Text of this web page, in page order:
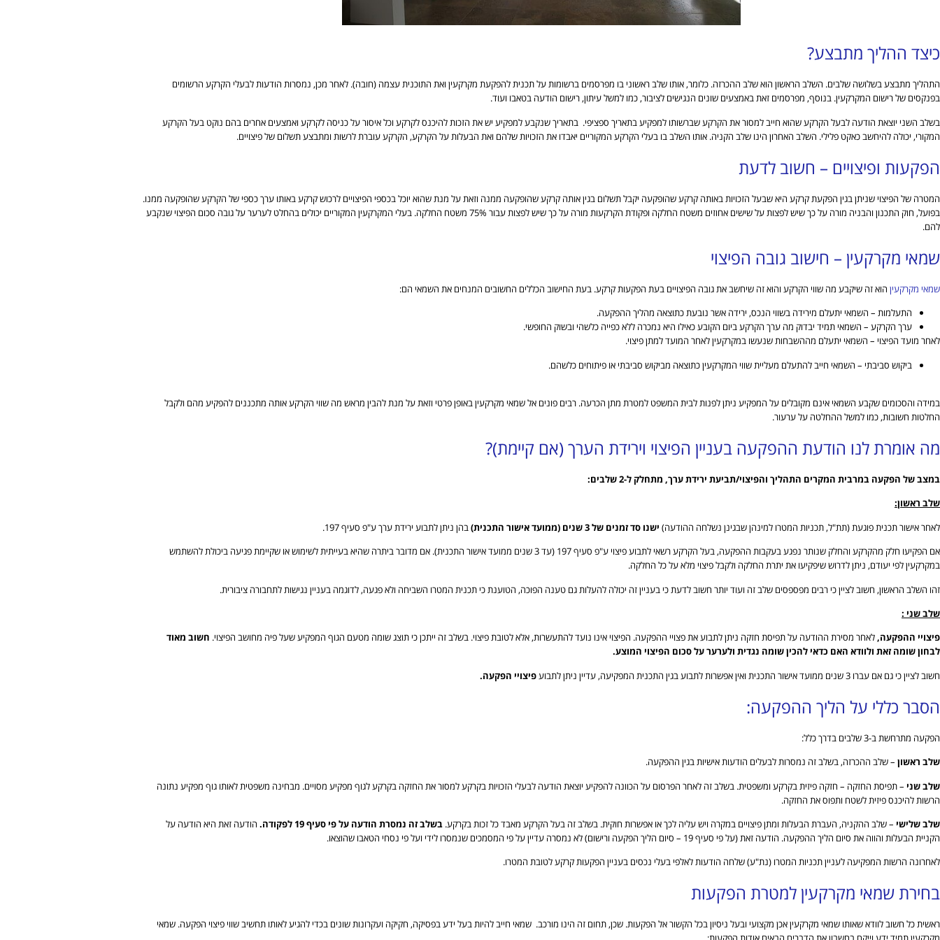
כיצד ההליך מתבצע?
התהליך מתבצע בשלושה שלבים. השלב הראשון הוא שלב ההכרזה. כלומר, אותו שלב ראשוני בו מפרסמים ברשומות על תכנית להפקעת מקרקעין ואת התוכנית עצמה (חובה). לאחר מכן, נמסרות הודעות לבעלי הקרקע הרשומים
בפנקסים של רישום המקרקעין. בנוסף, מפרסמים זאת באמצעים שונים הנגישים לציבור, כמו למשל עיתון, רישום הודעה בטאבו ועוד.
בשלב השני יוצאת הודעה לבעל הקרקע שהוא חייב למסור את הקרקע שברשותו למפקיע בתאריך ספציפי. בתאריך שנקבע למפקיע יש את הזכות להיכנס לקרקע וכל איסור על כניסה לקרקע ואמצעים אחרים בהם נוקט בעל הקרקע
המקורי, יכולה להיחשב כאקט פלילי. השלב האחרון הינו שלב הקניה. אותו השלב בו בעלי הקרקע המקוריים יאבדו את הזכויות שלהם ואת הבעלות על הקרקע, הקרקע עוברת לרשות ומתבצע תשלום של פיצויים.
הפקעות ופיצויים – חשוב לדעת
המטרה של הפיצוי שניתן בגין הפקעת קרקע היא שבעל הזכויות באותה קרקע שהופקעה יקבל תשלום בגין אותה קרקע שהופקעה ממנה וזאת על מנת שהוא יוכל בכספי הפיצויים לרכוש קרקע באותו ערך כספי של הקרקע שהופקעה ממנו.
בפועל, חוק התכנון והבניה מורה על כך שיש לפצות על שישים אחוזים משטח החלקה ופקודת הקרקעות מורה על כך שיש לפצות עבור 75% משטח החלקה. בעלי המקרקעין המקוריים יכולים בהחלט לערער על גובה סכום הפיצוי שנקבע
להם.
שמאי מקרקעין – חישוב גובה הפיצוי
שמאי מקרקעין הוא זה שיקבע מה שווי הקרקע והוא זה שיחשב את גובה הפיצויים בעת הפקעות קרקע. בעת החישוב הכללים החשובים המנחים את השמאי הם:
התעלמות – השמאי יתעלם מירידה בשווי הנכס, ירידה אשר נובעת כתוצאה מהליך ההפקעה.
ערך הקרקע – השמאי תמיד יבדוק מה ערך הקרקע ביום הקובע כאילו היא נמכרה ללא כפייה כלשהי ובשוק החופשי.
לאחר מועד הפיצוי – השמאי יתעלם מההשבחות שנעשו במקרקעין לאחר המועד למתן פיצוי.
ביקוש סביבתי – השמאי חייב להתעלם מעליית שווי המקרקעין כתוצאה מביקוש סביבתי או פיתוחים כלשהם.
במידה והסכומים שקבע השמאי אינם מקובלים על המפקיע ניתן לפנות לבית המשפט למטרת מתן הכרעה. רבים פונים אל שמאי מקרקעין באופן פרטי וזאת על מנת להבין מראש מה שווי הקרקע אותה מתכננים להפקיע מהם ולקבל
החלטות חשובות, כמו למשל ההחלטה על ערעור.
מה אומרת לנו הודעת ההפקעה בעניין הפיצוי וירידת הערך (אם קיימת)?
במצב של הפקעה במרבית המקרים התהליך והפיצוי/תביעת ירידת ערך, מתחלק ל-2 שלבים:
שלב ראשון:
לאחר אישור תכנית פוגעת (תת"ל, תכניות המטרו למינהן שבגינן נשלחה ההודעה) ישנו סד זמנים של 3 שנים (ממועד אישור התכנית)
בהן ניתן לתבוע ירידת ערך ע"פ סעיף 197.
אם הפקיעו חלק מהקרקע והחלק שנותר נפגע בעקבות ההפקעה, בעל הקרקע רשאי לתבוע פיצוי ע"פ סעיף 197 (עד 3 שנים ממועד אישור התכנית). אם מדובר ביתרה שהיא בעייתית לשימוש או שקיימת פגיעה ביכולת להשתמש
במקרקעין לפי יעודם, ניתן לדרוש שיפקיעו את יתרת החלקה ולקבל פיצוי מלא על כל החלקה.
זהו השלב הראשון, חשוב לציין כי רבים מפספסים שלב זה ועוד יותר חשוב לדעת כי בעניין זה יכולה להעלות גם טענה הפוכה, הטוענת כי תכנית המטרו השביחה ולא פגעה, לדוגמה בעניין נגישות לתחבורה ציבורית.
שלב שני :
פיצויי ההפקעה,לאחר מסירת ההודעה על תפיסת חזקה ניתן לתבוע את פצויי ההפקעה. הפיצוי אינו נועד להתעשרות, אלא לטובת פיצוי. בשלב זה ייתכן כי תוצג שומה מטעם הגוף המפקיע שעל פיה מחושב הפיצוי. חשוב מאוד
לבחון שומה זאת ולוודא האם כדאי להכין שומה נגדית ולערער על סכום הפיצוי המוצע.
חשוב לציין כי גם אם עברו 3 שנים ממועד אישור התכנית ואין אפשרות לתבוע בגין התכנית המפקיעה, עדיין ניתן לתבוע
פיצויי הפקעה.
הסבר כללי על הליך ההפקעה:
הפקעה מתרחשת ב-3 שלבים בדרך כלל:
שלב ראשון – שלב ההכרזה, בשלב זה נמסרות לבעלים הודעות אישיות בגין ההפקעה.
שלב שני – תפיסת החזקה – חזקה פיזית בקרקע ומשפטית. בשלב זה לאחר הפרסום על הכוונה להפקיע יוצאת הודעה לבעלי הזכויות בקרקע למסור את החזקה בקרקע לגוף מפקיע מסויים. מבחינה משפטית לאותו גוף מפקיע נתונה
הרשות להיכנס פיזית לשטח ותפוס את החזקה.
שלב שלישי – שלב ההקניה, העברת הבעלות ומתן פיצויים במקרה ויש עליה לכך או אפשרות חוקית. בשלב זה בעל הקרקע מאבד כל זכות בקרקע. בשלב זה נמסרת הודעה על פי סעיף 19 לפקודה.
הודעה זאת היא הודעה על
הקניית הבעלות והווה את סיום הליך ההפקעה. הודעה זאת (על פי סעיף 19 – סיום הליך הפקעה ורישום) לא נמסרה עדיין על פי המסמכים שנמסרו לידי ועל פי נסחי הטאבו שהוצאו.
לאחרונה הרשות המפקיעה לעניין תכניות המטרו (נת"ע) שלחה הודעות לאלפי בעלי נכסים בעניין הפקעות קרקע לטובת המטרו.
בחירת שמאי מקרקעין למטרת הפקעות
ראשית כל חשוב לוודא שאותו שמאי מקרקעין אכן מקצועי ובעל ניסיון בכל הקשור אל הפקעות. שכן, תחום זה הינו מורכב. שמאי חייב להיות בעל ידע בפסיקה, חקיקה ועקרונות שונים בכדי להגיע לאותו תחשיב שווי פיצוי הפקעה. שמאי